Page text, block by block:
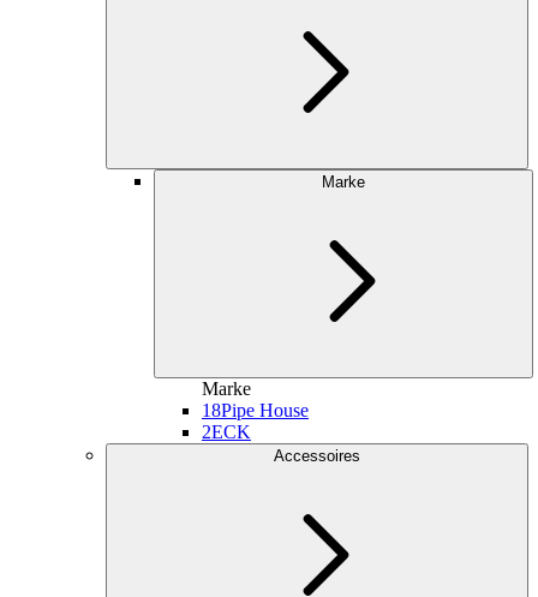
Marke
Marke
18Pipe House
2ECK
Accessoires